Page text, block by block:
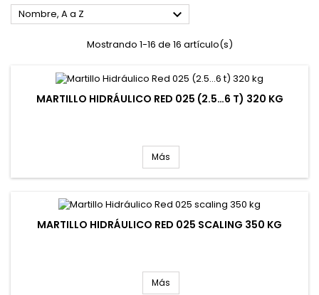
Nombre, A a Z 
Mostrando 1-16 de 16 artículo(s)
MARTILLO HIDRÁULICO RED 025 (2.5…6 T) 320 KG
Más
MARTILLO HIDRÁULICO RED 025 SCALING 350 KG
Más